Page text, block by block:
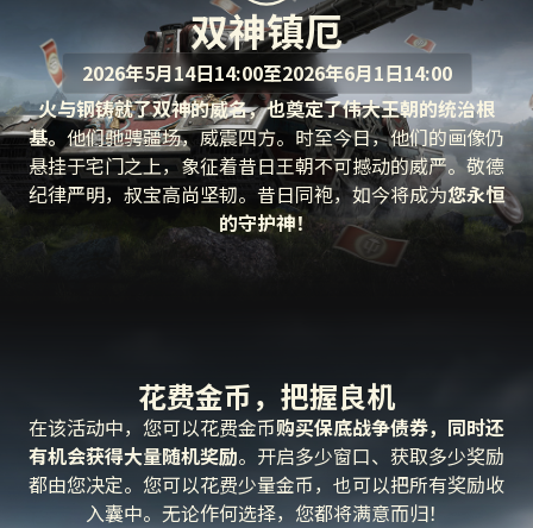
双神镇厄
2026年5月14日14:00至2026年6月1日14:00
火与钢铸就了双神的威名，也奠定了伟大王朝的统治根
基。 他们驰骋疆场，威震四方。时至今日，他们的画像仍
悬挂于宅门之上，象征着昔日王朝不可撼动的威严。敬德
纪律严明，叔宝高尚坚韧。昔日同袍，如今将成为您永恒
的守护神！
花费金币，把握良机
在该活动中，您可以花费金币购买保底战争债券，同时还
有机会获得大量随机奖励。开启多少窗口、获取多少奖励
都由您决定。您可以花费少量金币，也可以把所有奖励收
入囊中。无论作何选择，您都将满意而归！